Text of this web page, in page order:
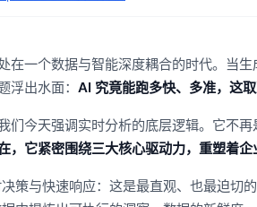
在一个数据与智能深度耦合的时代。当
浮出水面： AI 究竟能跑多快、多准，这
们今天强调实时分析的底层逻辑。它不
，它紧密围绕三大核心驱动力，重塑着
决策与快速响应：这是最直观、也最迫切